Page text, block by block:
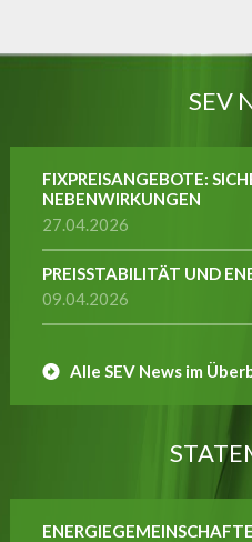
SEV
FIXPREISANGEBOTE:
NEBENWIRKUNGEN
27.04.2026
PREISSTABILITÄT UND
09.04.2026
Alle SEV News im